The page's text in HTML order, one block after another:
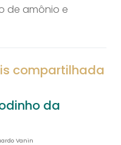
de amônio e
compartilhada
da
Vanin